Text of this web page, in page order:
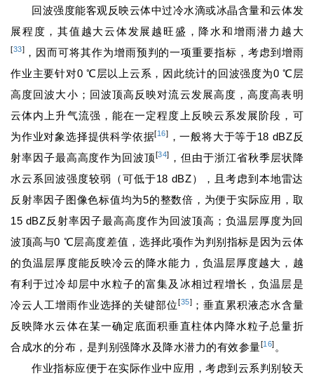
回波强度能客观反映云体中过冷水滴或冰晶含量和云体发
展程度，其值越大云体发展越旺盛，降水和增雨潜力越大
[33] ，因而可将其作为增雨预判的一项重要指标，考虑到增雨
作业主要针对0 ℃层以上云系，因此统计的回波强度为0 ℃层
高度回波大小；回波顶高反映对流云发展高度，高度高表明
云体内上升气流强，能在一定程度上反映云系发展阶段，可
为作业对象选择提供科学依据[16] ，一般将大于等于18 dBZ反
射率因子最高高度作为回波顶[34] ，但由于浙江省秋季层状降
水云系回波强度较弱（可低于18 dBZ），且考虑到本地雷达
反射率因子图像色标值均为5的整数倍，为便于实际应用，取
15 dBZ反射率因子最高高度作为回波顶高；负温层厚度为回
波顶高与0 ℃层高度差值，选择此项作为判别指标是因为云体
的负温层厚度能反映冷云的降水能力，负温层厚度越大，越
有利于过冷却层中水粒子的富集及冰相过程增长，负温层是
冷云人工增雨作业选择的关键部位[35] ；垂直累积液态水含量
反映降水云体在某一确定底面积垂直柱体内降水粒子总量折
合成水的分布，是判别强降水及降水潜力的有效参量[16] 。
作业指标应便于在实际作业中应用，考虑到云系判别较天